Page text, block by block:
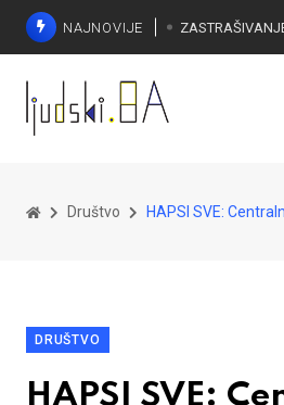
NAJNOVIJE
Društvo HAPSI SVE:
DRUŠTVO
HAPSI SVE: